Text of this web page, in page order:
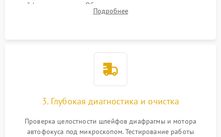
шлейфов и приводов. Обязательная маркировка положения
линзовых групп для сохранения заводской центровки при
Подробнее
3. Глубокая диагностика и очистка
Проверка целостности шлейфов диафрагмы и мотора
автофокуса под микроскопом. Тестирование работы